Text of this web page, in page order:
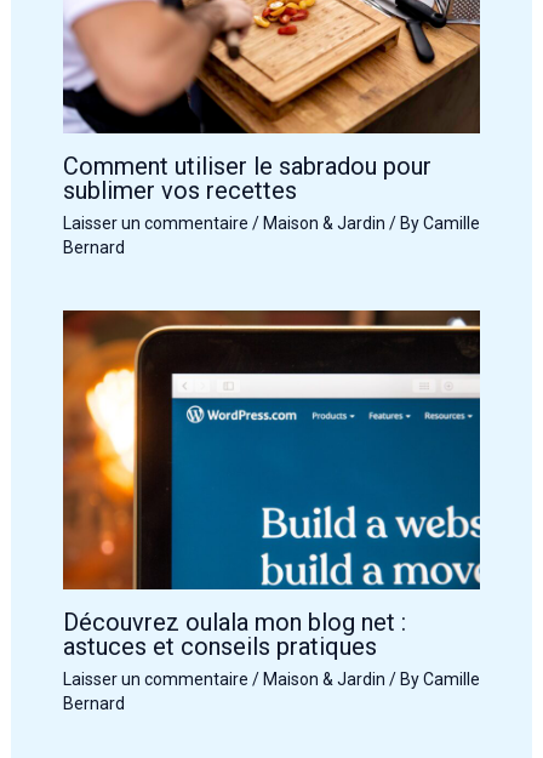
Comment utiliser le sabradou pour
sublimer vos recettes
Laisser un commentaire / Maison & Jardin / ByCamille
Bernard
Découvrez oulala mon blog net :
astuces et conseils pratiques
Laisser un commentaire / Maison & Jardin / ByCamille
Bernard